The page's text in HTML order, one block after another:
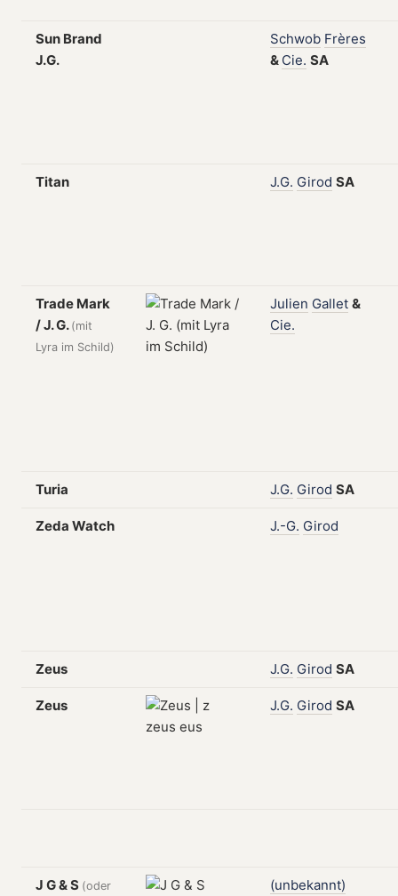
Sun Brand
J.G.
Schwob Frères
& Cie. SA
Titan J.G. Girod SA
Trade Mark
/ J. G. (mit
Lyra im Schild)
Julien Gallet &
Cie.
Turia J.G. Girod SA
Zeda Watch J.-G. Girod
Zeus J.G. Girod SA
Zeus J.G. Girod SA
J G & S (oder
(unbekannt)